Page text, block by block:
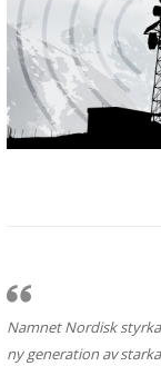
Namnet Nordisk
ny generation av